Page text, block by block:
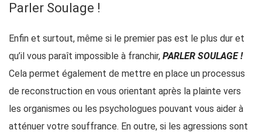
Parler Soulage !
Enfin et surtout, même si le premier pas est le plus dur et
qu’il vous paraît impossible à franchir, PARLER SOULAGE !
Cela permet également de mettre en place un processus
de reconstruction en vous orientant après la plainte vers
les organismes ou les psychologues pouvant vous aider à
atténuer votre souffrance. En outre, si les agressions sont